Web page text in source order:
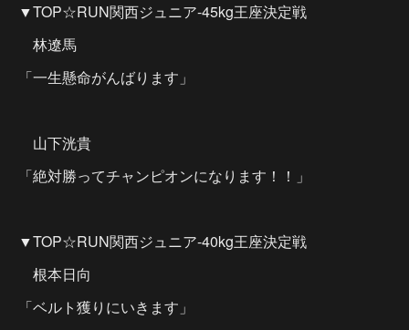
▼TOP☆RUN関西ジュニア-45kg王座決定戦
林遼馬
「一生懸命がんばります」
山下洸貴
「絶対勝ってチャンピオンになります！！」
▼TOP☆RUN関西ジュニア-40kg王座決定戦
根本日向
「ベルト獲りにいきます」